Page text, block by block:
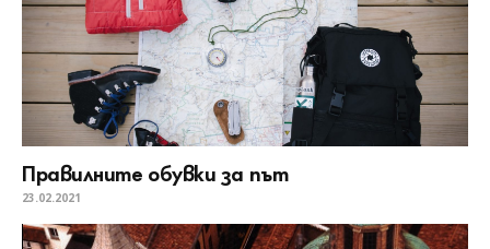
Правилните обувки за път
23.02.2021